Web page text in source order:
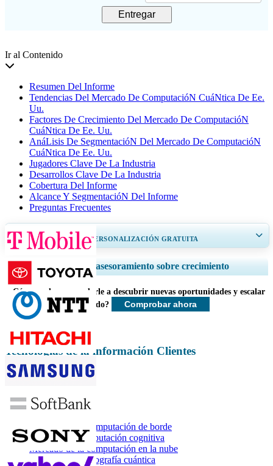
Entregar
Ir al Contenido
Resumen Del Informe
Tendencias Del Mercado De ComputacióN CuáNtica De Ee.
Uu.
Factores De Crecimiento Del Mercado De ComputacióN
CuáNtica De Ee. Uu.
AnáLisis De SegmentacióN Del Mercado De ComputacióN
CuáNtica De Ee. Uu.
Jugadores Clave De La Industria
Desarrollos Clave De La Industria
Cobertura Del Informe
Alcance Y SegmentacióN Del Informe
Preguntas Frecuentes
OBTENGA UN 20% DE PERSONALIZACIÓN GRATUITA
Ampliar la cobertura regional y por país, Análisis de segmentos, Perfiles
de empresas, Benchmarking competitivo, e información sobre el usuario
final.
Personalizar ahora
Servicios de asesoramiento sobre crecimiento
¿Cómo podemos ayudarle a descubrir nuevas oportunidades y escalar
más rápido?
Comprobar ahora
Tecnologías de la información Clientes
Informes relacionados
Mercado de la computación de borde
Mercado de computación cognitiva
Mercado de la computación en la nube
Mercado de criptografía cuántica